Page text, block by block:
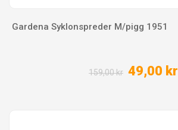
Gardena Syklonspreder M/pigg 1951
159,00 kr 49,00 kr